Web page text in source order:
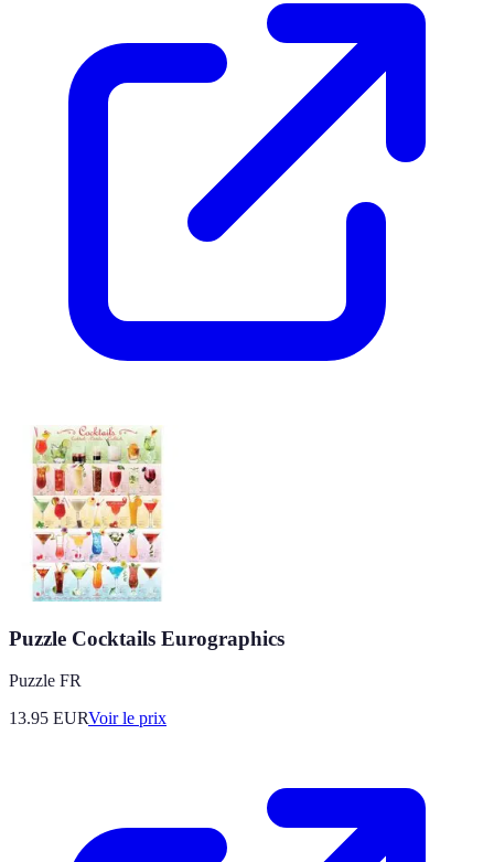
Puzzle Cocktails Eurographics
Puzzle FR
13.95 EURVoir le prix